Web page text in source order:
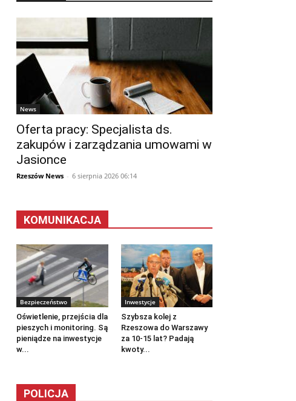
News
Oferta pracy: Specjalista ds.
zakupów i zarządzania umowami w
Jasionce
Rzeszów News - 6 sierpnia 2026 06:14
KOMUNIKACJA
Bezpieczeństwo
Oświetlenie, przejścia dla
pieszych i monitoring. Są
pieniądze na inwestycje
w...
Inwestycje
Szybsza kolej z
Rzeszowa do Warszawy
za 10-15 lat? Padają
kwoty...
POLICJA